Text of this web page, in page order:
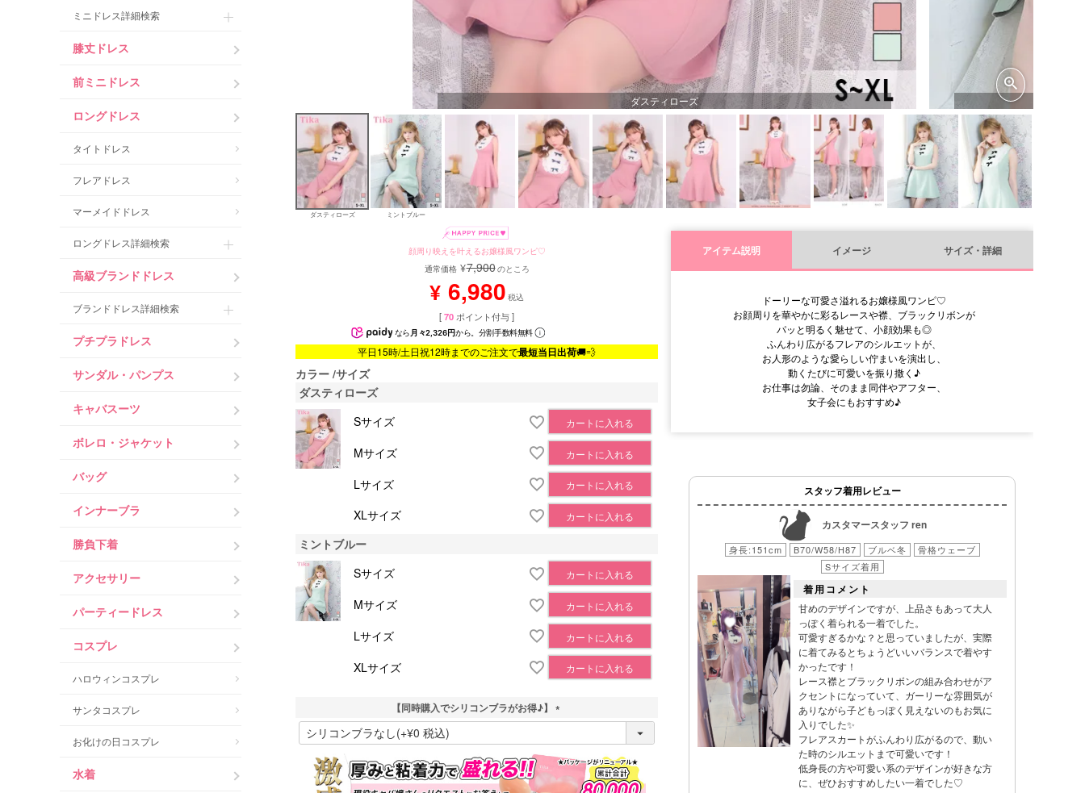
ミニドレス詳細検索
膝丈ドレス
前ミニドレス
ロングドレス
タイトドレス
フレアドレス
マーメイドドレス
ロングドレス詳細検索
高級ブランドドレス
ブランドドレス詳細検索
プチプラドレス
サンダル・パンプス
キャバスーツ
ボレロ・ジャケット
バッグ
インナーブラ
勝負下着
アクセサリー
パーティードレス
コスプレ
ハロウィンコスプレ
サンタコスプレ
お化けの日コスプレ
水着
ダスティローズ
ダスティローズ ミントブルー
顔周り映えを叶えるお嬢様風ワンピ♡
通常価格 ¥7,900のところ
¥ 6,980 税込
[70 ポイント付与 ]
なら 月々2,326円から。分割手数料無料
平日15時/土日祝12時までのご注文で最短当日出荷🚚💨
カラー サイズ
ダスティローズ
Sサイズ
カートに入れる
Mサイズ カートに入れる
Lサイズ カートに入れる
XLサイズ カートに入れる
ミントブルー
Sサイズ
カートに入れる
Mサイズ カートに入れる
Lサイズ カートに入れる
XLサイズ カートに入れる
【同時購入でシリコンブラがお得♪】
(
必
須
)
アイテム説明 イメージ サイズ・詳細
ドーリーな可愛さ溢れるお嬢様風ワンピ♡
お顔周りを華やかに彩るレースや襟、ブラックリボンが
パッと明るく魅せて、小顔効果も◎
ふんわり広がるフレアのシルエットが、
お人形のような愛らしい佇まいを演出し、
動くたびに可愛いを振り撒く♪
お仕事は勿論、そのまま同伴やアフター、
女子会にもおすすめ♪
スタッフ着用レビュー
カスタマースタッフ ren
身長:151cm B70/W58/H87 ブルベ冬
骨格ウェーブ
Sサイズ着用
着用コメント
甘めのデザインですが、上品さもあって大人
っぽく着られる一着でした。
可愛すぎるかな？と思っていましたが、実際
に着てみるとちょうどいいバランスで着やす
かったです！
レース襟とブラックリボンの組み合わせがア
クセントになっていて、ガーリーな雰囲気が
ありながら子どもっぽく見えないのもお気に
入りでした✨
フレアスカートがふんわり広がるので、動い
た時のシルエットまで可愛いです！
低身長の方や可愛い系のデザインが好きな方
に、ぜひおすすめしたい一着でした♡